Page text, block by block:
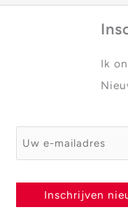
Ik
E-mailadres *
Inschrijven